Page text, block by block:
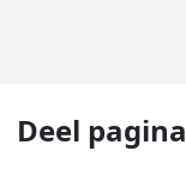
Deel pagina